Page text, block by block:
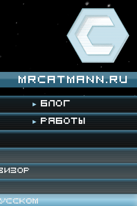
mrcatmann.ru
Блог
Работы